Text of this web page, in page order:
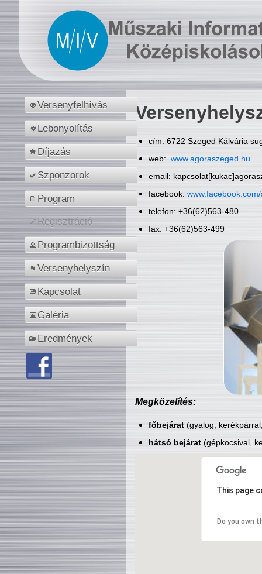
Versenyfelhívás
Lebonyolítás
Díjazás
Szponzorok
Program
Regisztráció
Programbizottság
Versenyhelyszín
Kapcsolat
Galéria
Eredmények
cím: 6722 Szeged Kálvária
web: www.agoraszeged.hu
email:
facebook:
telefon: +36(62)563-480
fax: +36(62)563-499
Megközelítés:
főbejárat(gyalog,
hátsó bejárat(gépkocsival,
This page
Do you own